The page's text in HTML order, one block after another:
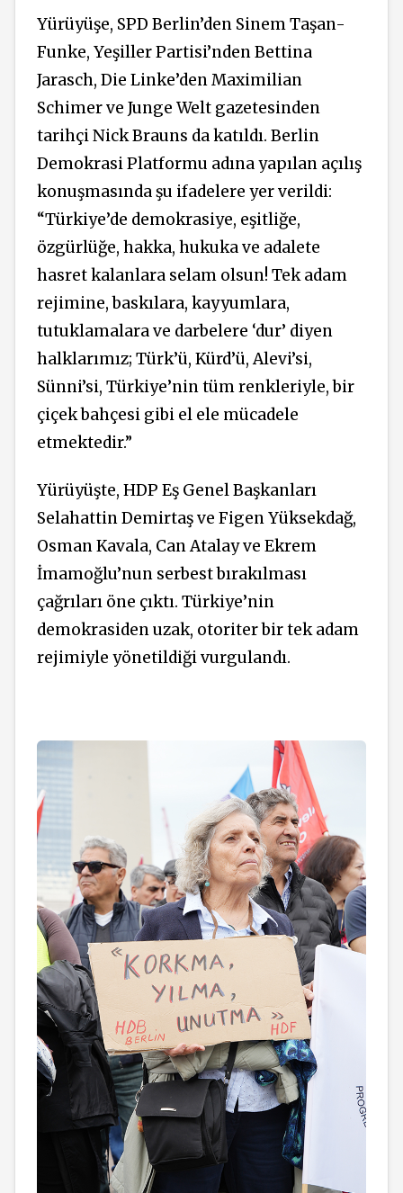
Yürüyüşe, SPD Berlin’den Sinem Taşan-
Funke, Yeşiller Partisi’nden Bettina
Jarasch, Die Linke’den Maximilian
Schimer ve Junge Welt gazetesinden
tarihçi Nick Brauns da katıldı. Berlin
Demokrasi Platformu adına yapılan açılış
konuşmasında şu ifadelere yer verildi:
“Türkiye’de demokrasiye, eşitliğe,
özgürlüğe, hakka, hukuka ve adalete
hasret kalanlara selam olsun! Tek adam
rejimine, baskılara, kayyumlara,
tutuklamalara ve darbelere ‘dur’ diyen
halklarımız; Türk’ü, Kürd’ü, Alevi’si,
Sünni’si, Türkiye’nin tüm renkleriyle, bir
çiçek bahçesi gibi el ele mücadele
etmektedir.”
Yürüyüşte, HDP Eş Genel Başkanları
Selahattin Demirtaş ve Figen Yüksekdağ,
Osman Kavala, Can Atalay ve Ekrem
İmamoğlu’nun serbest bırakılması
çağrıları öne çıktı. Türkiye’nin
demokrasiden uzak, otoriter bir tek adam
rejimiyle yönetildiği vurgulandı.